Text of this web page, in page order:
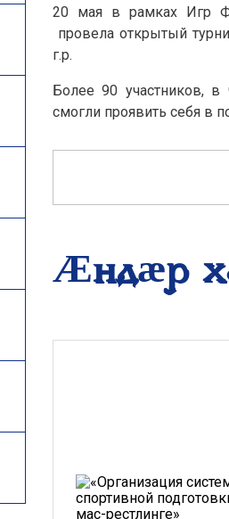
20 мая в рамках Игр
провела открытый
г.р.
Более 90 участников, в
смогли проявить себя в
Æндӕр